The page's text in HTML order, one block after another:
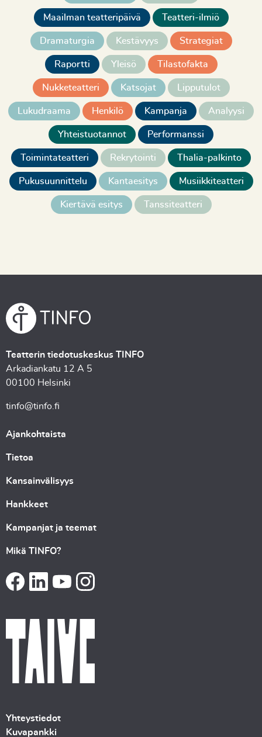
Maailman teatteripäivä Teatteri-ilmiö
Dramaturgia Kestävyys Strategiat
Raportti Yleisö Tilastofakta
Nukketeatteri Katsojat Lipputulot
Lukudraama Henkilö Kampanja Analyysi
Yhteistuotannot Performanssi
Toimintateatteri Rekrytointi Thalia-palkinto
Pukusuunnittelu Kantaesitys Musiikkiteatteri
Kiertävä esitys Tanssiteatteri
Teatterin tiedotuskeskus TINFO
Arkadiankatu 12 A 5
00100 Helsinki
tinfo@tinfo.fi
Ajankohtaista
Tietoa
Kansainvälisyys
Hankkeet
Kampanjat ja teemat
Mikä TINFO?
Yhteystiedot
Kuvapankki